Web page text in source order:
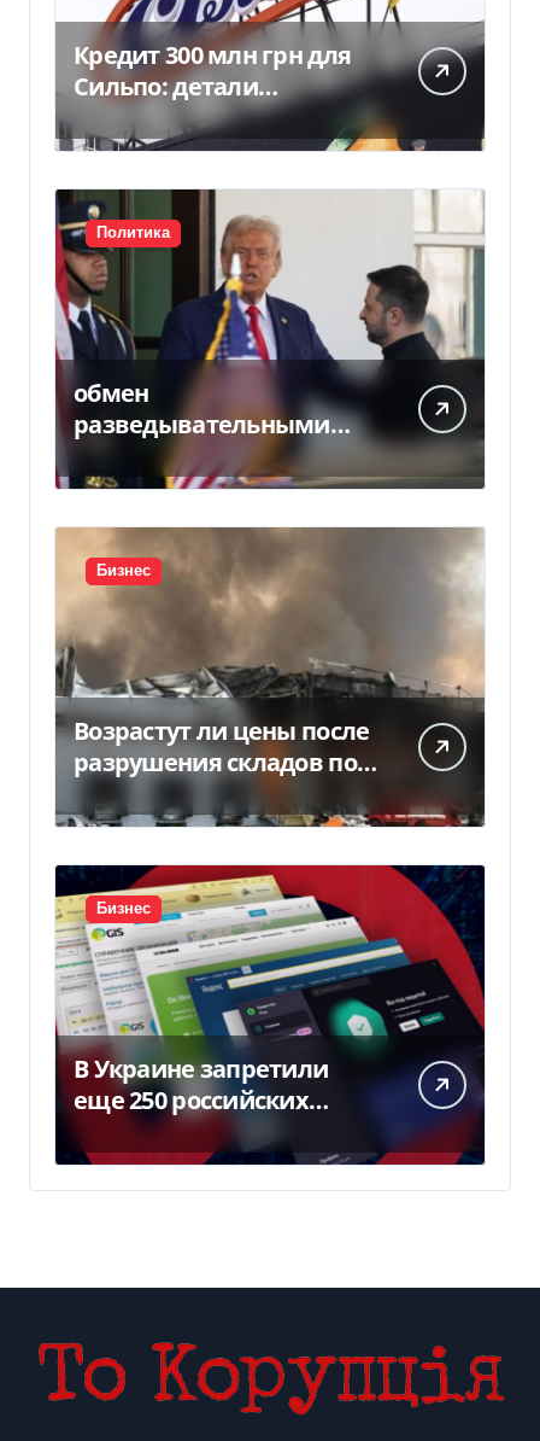
Кредит 300 млн грн для
Сильпо: детали
соглашения с
Ощадбанком
Политика
обмен
разведывательными
данными между
Украиной и США
значительно вырос, —
Politico
Бизнес
Возрастут ли цены после
разрушения складов под
Бизнес
В Украине запретили
еще 250 российских
программ и видов
оборудования — Delo.ua